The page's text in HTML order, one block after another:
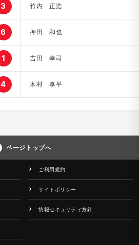
3 竹内 正浩
6 押田 和也
1 吉田 幸司
4 木村 享平
ページトップへ
ご利用規約
サイトポリシー
情報セキュリティ方針